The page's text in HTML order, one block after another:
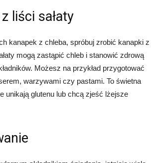
liści sałaty
kanapek z chleba, spróbuj zrobić kanapki z
mogą zastąpić chleb i stanowić zdrową
Możesz na przykład przygotować
warzywami czy pastami. To świetna
unikają glutenu lub chcą zjeść lżejsze